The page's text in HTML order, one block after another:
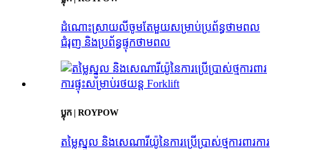
ដំណោះស្រាយលីចូមតែមួយសម្រាប់ប្រព័ន្ធថាមពល
ជំរុញ និងប្រព័ន្ធផ្ទុកថាមពល
ប្លុក | ROYPOW
តម្លៃស្នូល និងសេណារីយ៉ូនៃការប្រើប្រាស់ថ្មការពារការ